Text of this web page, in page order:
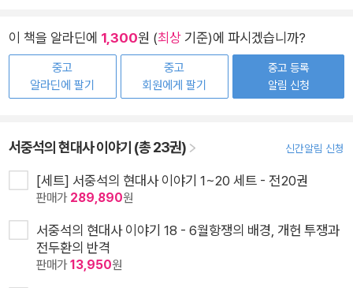
이 책을 알라딘에 1,300원 (최상 기준)에 파시겠습니까?
중고
알라딘에 팔기
중고
회원에게 팔기
중고 등록
알림 신청
서중석의 현대사 이야기 (총 23권) 신간알림 신청
[세트] 서중석의 현대사 이야기 1~20 세트 - 전20권
판매가 289,890원
서중석의 현대사 이야기 18 - 6월항쟁의 배경, 개헌 투쟁과
전두환의 반격
판매가13,950원